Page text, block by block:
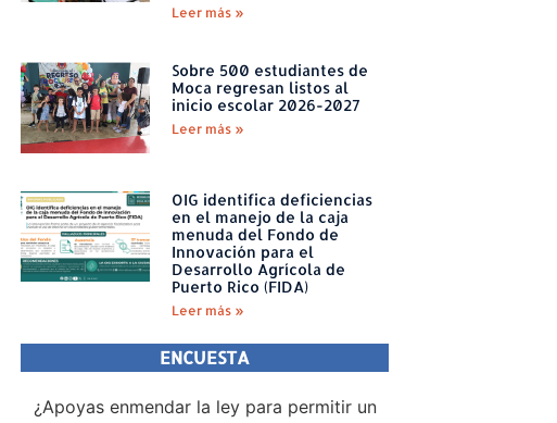
Leer más »
Sobre 500 estudiantes de
Moca regresan listos al
inicio escolar 2026-2027
Leer más »
OIG identifica deficiencias
en el manejo de la caja
menuda del Fondo de
Innovación para el
Desarrollo Agrícola de
Puerto Rico (FIDA)
Leer más »
ENCUESTA
¿Apoyas enmendar la ley para permitir un